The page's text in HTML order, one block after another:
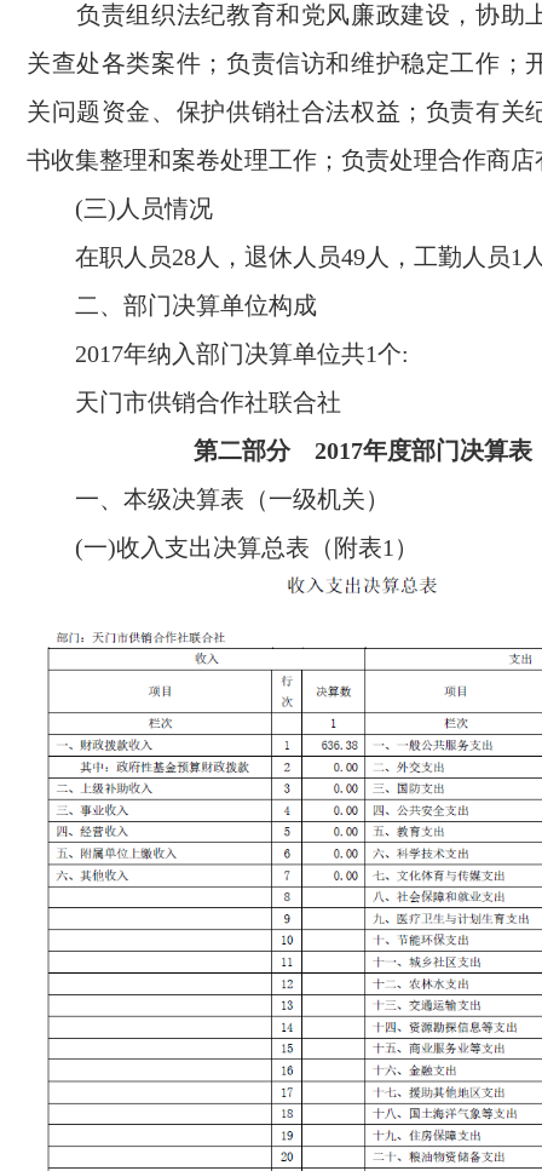
负责组织法纪教育和党风廉政建设，协助
关查处各类案件；负责信访和维护稳定工作；
关问题资金、保护供销社合法权益；负责有关
书收集整理和案卷处理工作；负责处理合作商店
(三)人员情况
在职人员28人，退休人员49人，工勤人员1
二、部门决算单位构成
2017年纳入部门决算单位共1个:
天门市供销合作社联合社
第二部分 2017年度部门决算表
一、本级决算表（一级机关）
(一)收入支出决算总表（附表1）